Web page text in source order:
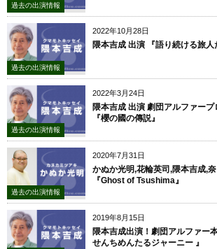
過去の出演情報
2022年10月28日
過去の出演情報
隈本吉成 出演 『語り続ける旅人
2022年3月24日
過去の出演情報
隈本吉成 出演 劇団アルファー
『櫻の國の傳説』
2020年7月31日
過去の出演情報
かぬか光明,花輪英司,隈本吉成,
『Ghost of Tsushima』
2019年8月15日
隈本吉成出演！劇団アルファ
せんちめんたるジャーニー 』